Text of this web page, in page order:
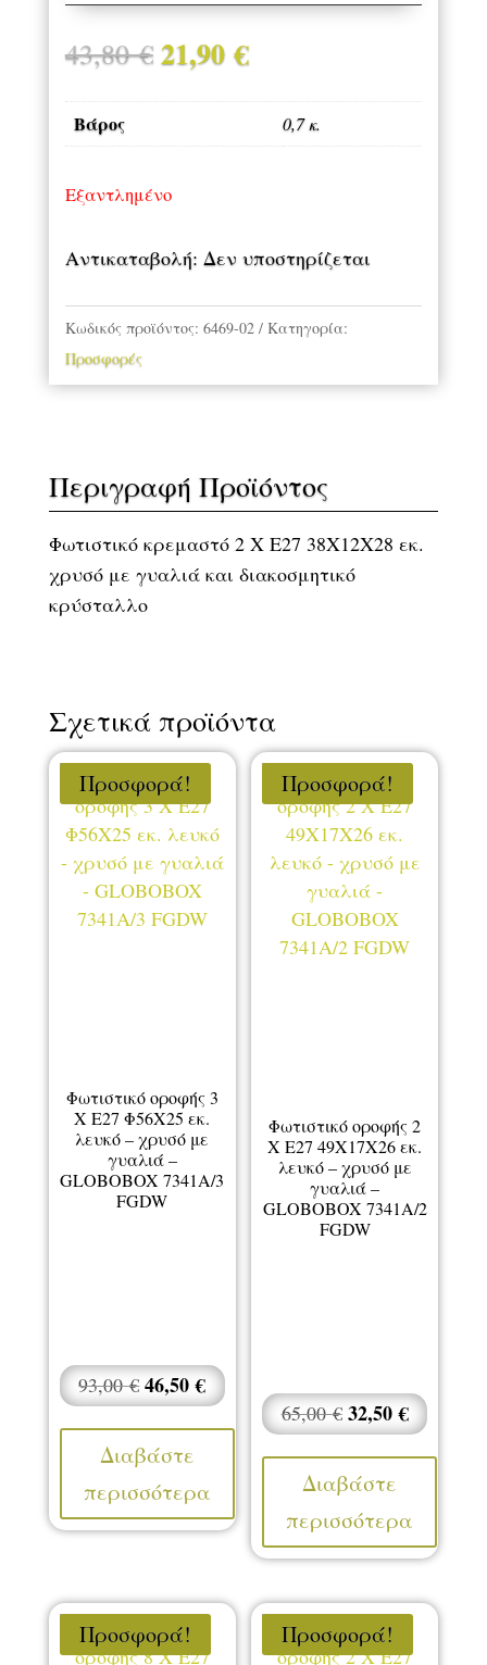
43,80€ Original
was:
43,80 €.
21,90€Η
τιμή
είναι:
Βάρος 0,7 κ.
Εξαντλημένο
Αντικαταβολή: Δεν υποστηρίζεται
Κωδικός προϊόντος: 6469-02
Κατηγορία:
Προσφορές
Περιγραφή Προϊόντος
Φωτιστικό κρεμαστό 2 Χ Ε27 38Χ12Χ28 εκ.
χρυσό με γυαλιά και διακοσμητικό
κρύσταλλο
Σχετικά προϊόντα
Προσφορά!
Φωτιστικό οροφής 3
Χ Ε27 Φ56Χ25 εκ.
λευκό – χρυσό με
γυαλιά –
GLOBOBOX 7341A/3
FGDW
93,00€Original
price
93,00 €.
46,50€Η
τρέχουσα
τιμή
46,50 €.
Διαβάστε
περισσότερα
Προσφορά!
Φωτιστικό οροφής 2
Χ Ε27 49Χ17Χ26 εκ.
λευκό – χρυσό με
γυαλιά –
GLOBOBOX 7341A/2
FGDW
65,00€ Original
price
65,00 €.
32,50€Η
τιμή
32,50 €.
Διαβάστε
περισσότερα
Προσφορά! Προσφορά!